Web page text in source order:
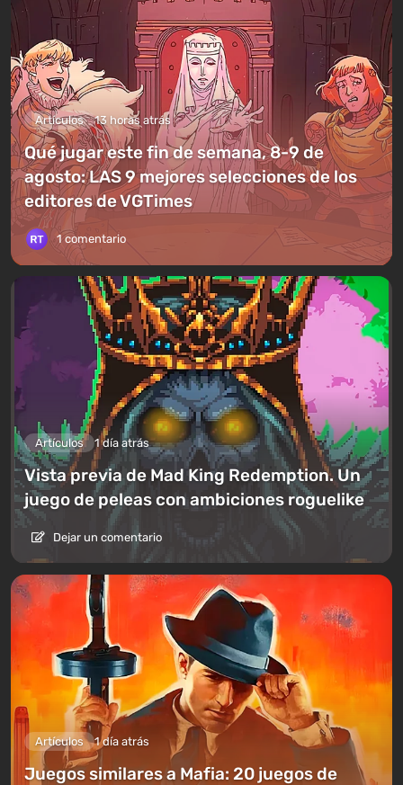
Artículos 13 horas atrás
Qué jugar este fin de semana, 8-9 de
agosto: LAS 9 mejores selecciones de los
editores de VGTimes
1 comentario
Artículos 1 día atrás
Vista previa de Mad King Redemption. Un
juego de peleas con ambiciones roguelike
Dejar un comentario
Artículos 1 día atrás
Juegos similares a Mafia: 20 juegos de